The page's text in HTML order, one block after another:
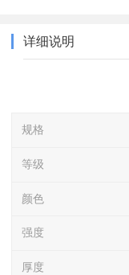
详细说明
规格
等级
颜色
强度
厚度